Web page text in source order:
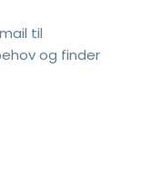
til
og finder